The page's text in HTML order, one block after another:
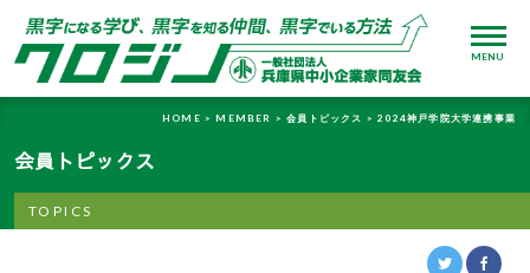
MENU
HOME >MEMBER >会員トピックス >2024神戸学院大学連携事業
会員トピックス
TOPICS